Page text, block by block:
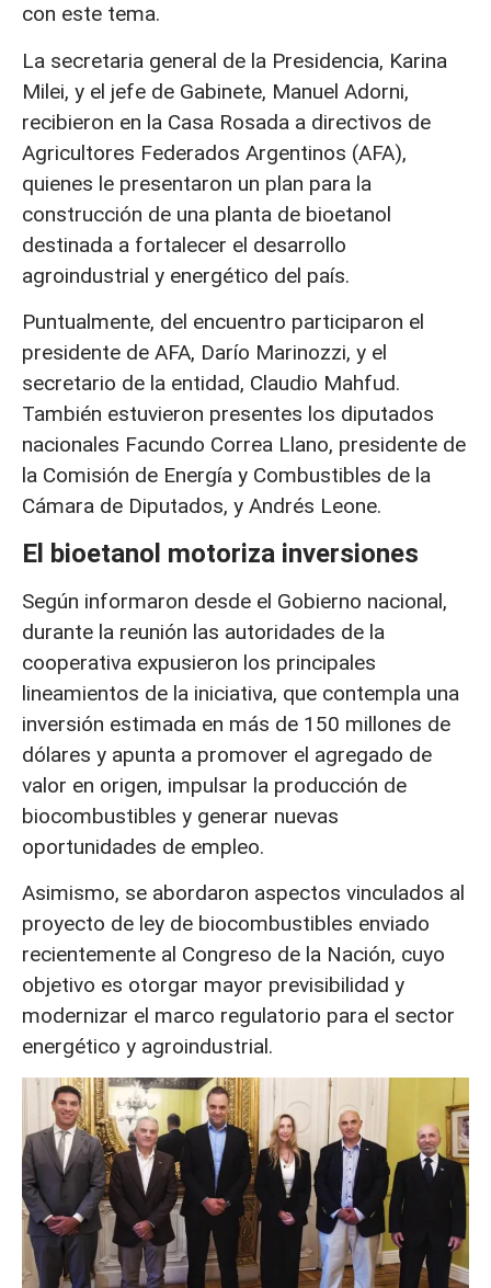
con este tema.
La secretaria general de la Presidencia, Karina
Milei, y el jefe de Gabinete, Manuel Adorni,
recibieron en la Casa Rosada a directivos de
Agricultores Federados Argentinos (AFA),
quienes le presentaron un plan para la
construcción de una planta de bioetanol
destinada a fortalecer el desarrollo
agroindustrial y energético del país.
Puntualmente, del encuentro participaron el
presidente de AFA, Darío Marinozzi, y el
secretario de la entidad, Claudio Mahfud.
También estuvieron presentes los diputados
nacionales Facundo Correa Llano, presidente de
la Comisión de Energía y Combustibles de la
Cámara de Diputados, y Andrés Leone.
El bioetanol motoriza inversiones
Según informaron desde el Gobierno nacional,
durante la reunión las autoridades de la
cooperativa expusieron los principales
lineamientos de la iniciativa, que contempla una
inversión estimada en más de 150 millones de
dólares y apunta a promover el agregado de
valor en origen, impulsar la producción de
biocombustibles y generar nuevas
oportunidades de empleo.
Asimismo, se abordaron aspectos vinculados al
proyecto de ley de biocombustibles enviado
recientemente al Congreso de la Nación, cuyo
objetivo es otorgar mayor previsibilidad y
modernizar el marco regulatorio para el sector
energético y agroindustrial.